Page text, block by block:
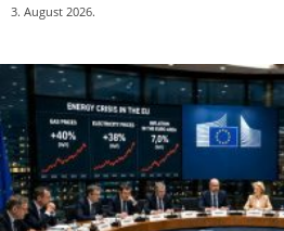
3. August 2026.